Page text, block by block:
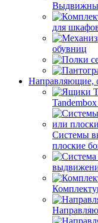
для
обувниц
Направляющие,
Системы
плоские